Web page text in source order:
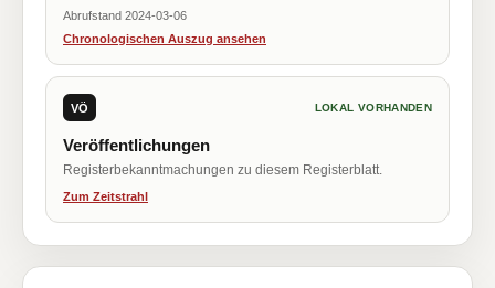
Abrufstand 2024-03-06
Chronologischen Auszug ansehen
VÖ LOKAL VORHANDEN
Veröffentlichungen
Registerbekanntmachungen zu diesem Registerblatt.
Zum Zeitstrahl